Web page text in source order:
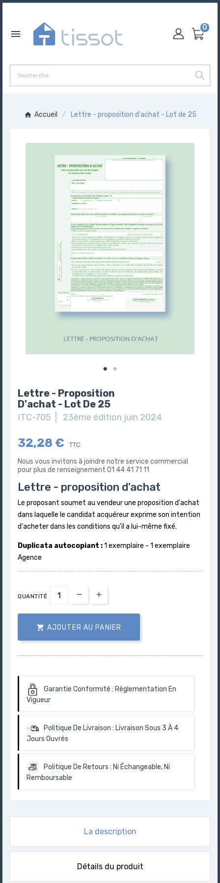

0
Accueil Lettre - proposition d'achat - Lot de 25
Lettre - Proposition
D'achat - Lot De 25
ITC-705 | 23ème édition juin 2024
32,28 € TTC
Nous vous invitons à joindre notre service commercial
pour plus de renseignement 01 44 41 71 11
Lettre - proposition d'achat
Le proposant soumet au vendeur une proposition d'achat
dans laquelle le candidat acquéreur exprime son intention
d'acheter dans les conditions qu’il a lui-même fixé.
Duplicata autocopiant :1 exemplaire - 1 exemplaire
Agence
QUANTITÉ
 AJOUTER AU PANIER
Garantie Conformité : Règlementation En
Vigueur
Politique De Livraison : Livraison Sous 3 À 4
Jours Ouvrés
Politique De Retours : Ni Échangeable, Ni
Remboursable
La description
Détails du produit